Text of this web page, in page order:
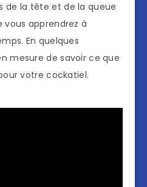
de la tête et de la queue
apprendrez à
En quelques
mesure de savoir ce que
votre cockatiel.